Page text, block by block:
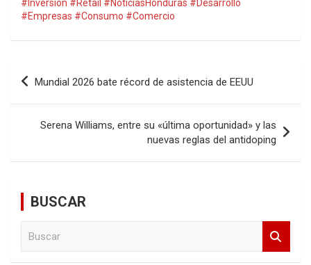
#Inversion #Retail #NoticiasHonduras #Desarrollo
#Empresas #Consumo #Comercio
Navegación
de
Mundial 2026 bate récord de asistencia de EEUU
Serena Williams, entre su «última oportunidad» y las
nuevas reglas del antidoping
BUSCAR